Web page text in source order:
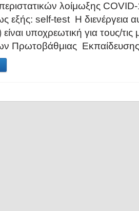
λοίμωξης COVID-
εξής: self-test Η διενέργεια
υποχρεωτική για τους/
Πρωτοβάθμιας